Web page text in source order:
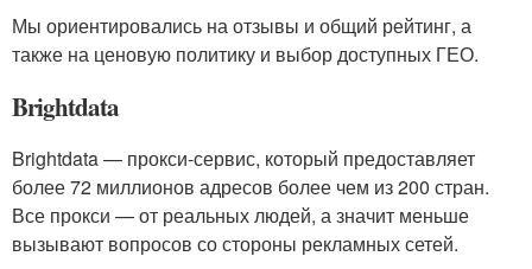
Мы ориентировались на отзывы и общий рейтинг, а
также на ценовую политику и выбор доступных ГЕО.
Brightdata
Brightdata — прокси-сервис, который предоставляет
более 72 миллионов адресов более чем из 200 стран.
Все прокси — от реальных людей, а значит меньше
вызывают вопросов со стороны рекламных сетей.